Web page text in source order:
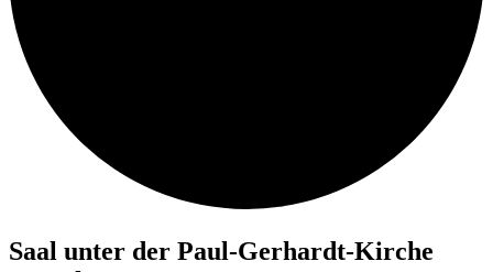
Saal un­ter der Paul-Ger­hardt-Kir­che